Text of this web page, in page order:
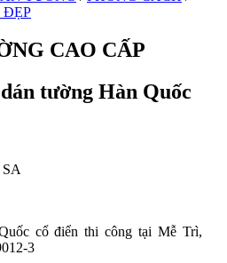
ĐẸP
CAO CẤP
tường Hàn Quốc
SA